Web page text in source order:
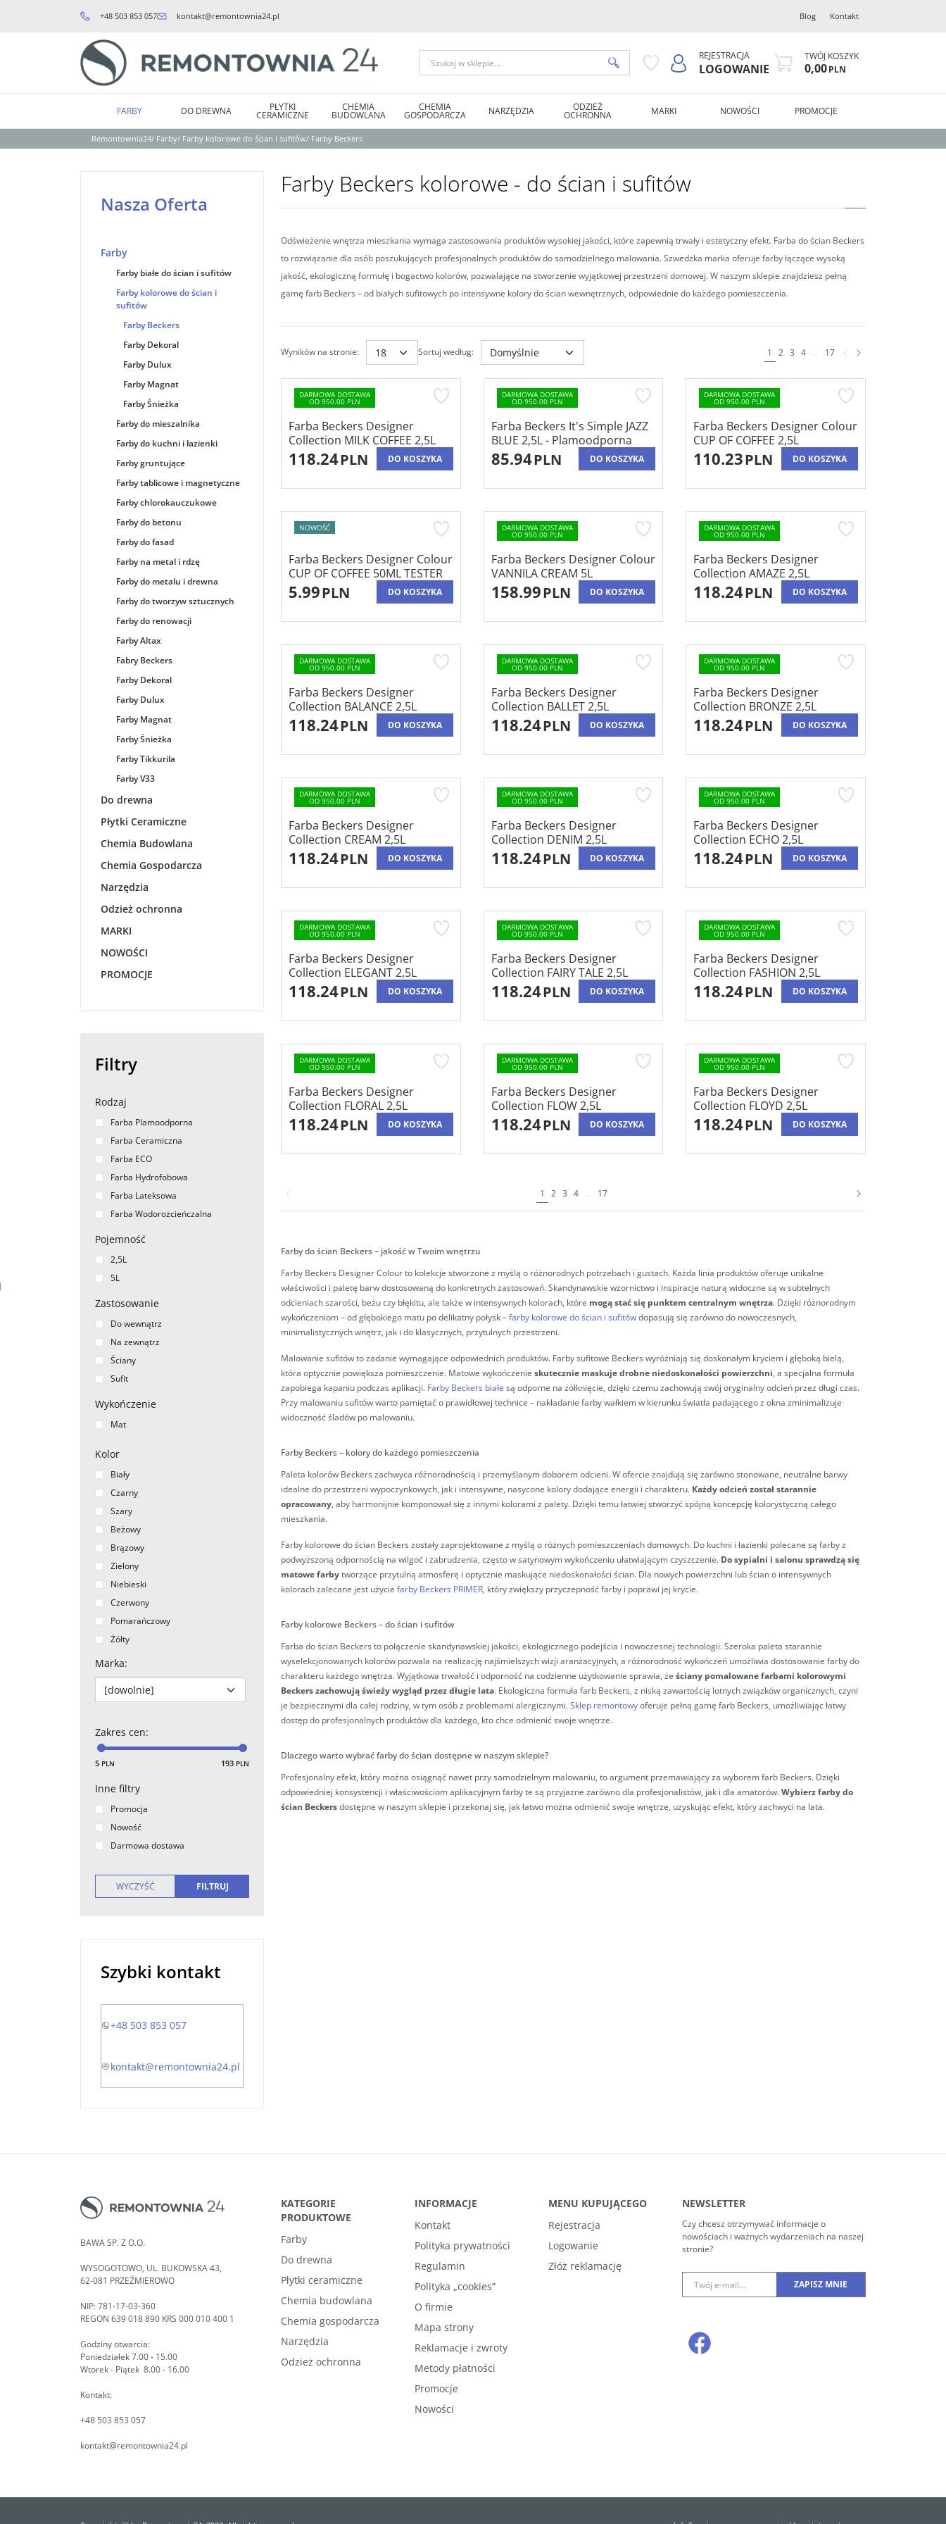
+48 503 853 057 kontakt@remontownia24.pl Blog Kontakt
REJESTRACJA
LOGOWANIE
TWÓJ KOSZYK
0,00PLN
FARBY DO DREWNA PŁYTKI
CERAMICZNE
CHEMIA
BUDOWLANA
CHEMIA
GOSPODARCZA NARZĘDZIA ODZIEŻ
OCHRONNA MARKI NOWOŚCI PROMOCJE
Remontownia24/ Farby/ Farby kolorowe do ścian i sufitów/ Farby Beckers
Farby Beckers kolorowe - do ścian i sufitów
Odświeżenie wnętrza mieszkania wymaga zastosowania produktów wysokiej jakości, które zapewnią trwały i estetyczny efekt. Farba do ścian Beckers
to rozwiązanie dla osób poszukujących profesjonalnych produktów do samodzielnego malowania. Szwedzka marka oferuje farby łączące wysoką
jakość, ekologiczną formułę i bogactwo kolorów, pozwalające na stworzenie wyjątkowej przestrzeni domowej. W naszym sklepie znajdziesz pełną
gamę farb Beckers – od białych sufitowych po intensywne kolory do ścian wewnętrznych, odpowiednie do każdego pomieszczenia.
Wyników na stronie: Sortuj według: 1 2 3 4 ... 17
DARMOWA DOSTAWA
OD 950.00 PLN
Farba Beckers Designer
Collection MILK COFFEE 2,5L
118.24PLN DO KOSZYKA
DARMOWA DOSTAWA
OD 950.00 PLN
Farba Beckers It's Simple JAZZ
BLUE 2,5L - Plamoodporna
85.94PLN DO KOSZYKA
DARMOWA DOSTAWA
OD 950.00 PLN
Farba Beckers Designer Colour
CUP OF COFFEE 2,5L
110.23PLN DO KOSZYKA
NOWOŚĆ
Farba Beckers Designer Colour
CUP OF COFFEE 50ML TESTER
5.99PLN DO KOSZYKA
DARMOWA DOSTAWA
OD 950.00 PLN
Farba Beckers Designer Colour
VANNILA CREAM 5L
158.99PLN DO KOSZYKA
DARMOWA DOSTAWA
OD 950.00 PLN
Farba Beckers Designer
Collection AMAZE 2,5L
118.24PLN DO KOSZYKA
DARMOWA DOSTAWA
OD 950.00 PLN
Farba Beckers Designer
Collection BALANCE 2,5L
118.24PLN DO KOSZYKA
DARMOWA DOSTAWA
OD 950.00 PLN
Farba Beckers Designer
Collection BALLET 2,5L
118.24PLN DO KOSZYKA
DARMOWA DOSTAWA
OD 950.00 PLN
Farba Beckers Designer
Collection BRONZE 2,5L
118.24PLN DO KOSZYKA
DARMOWA DOSTAWA
OD 950.00 PLN
Farba Beckers Designer
Collection CREAM 2,5L
118.24PLN DO KOSZYKA
DARMOWA DOSTAWA
OD 950.00 PLN
Farba Beckers Designer
Collection DENIM 2,5L
118.24PLN DO KOSZYKA
DARMOWA DOSTAWA
OD 950.00 PLN
Farba Beckers Designer
Collection ECHO 2,5L
118.24PLN DO KOSZYKA
DARMOWA DOSTAWA
OD 950.00 PLN
Farba Beckers Designer
Collection ELEGANT 2,5L
118.24PLN DO KOSZYKA
DARMOWA DOSTAWA
OD 950.00 PLN
Farba Beckers Designer
Collection FAIRY TALE 2,5L
118.24PLN DO KOSZYKA
DARMOWA DOSTAWA
OD 950.00 PLN
Farba Beckers Designer
Collection FASHION 2,5L
118.24PLN DO KOSZYKA
DARMOWA DOSTAWA
OD 950.00 PLN
Farba Beckers Designer
Collection FLORAL 2,5L
118.24PLN DO KOSZYKA
DARMOWA DOSTAWA
OD 950.00 PLN
Farba Beckers Designer
Collection FLOW 2,5L
118.24PLN DO KOSZYKA
DARMOWA DOSTAWA
OD 950.00 PLN
Farba Beckers Designer
Collection FLOYD 2,5L
118.24PLN DO KOSZYKA
1 2 3 4 ... 17
Farby do ścian Beckers – jakość w Twoim wnętrzu
Farby Beckers Designer Colour to kolekcje stworzone z myślą o różnorodnych potrzebach i gustach. Każda linia produktów oferuje unikalne
właściwości i paletę barw dostosowaną do konkretnych zastosowań. Skandynawskie wzornictwo i inspiracje naturą widoczne są w subtelnych
odcieniach szarości, beżu czy błękitu, ale także w intensywnych kolorach, które mogą stać się punktem centralnym wnętrza. Dzięki różnorodnym
wykończeniom – od głębokiego matu po delikatny połysk –farby kolorowe do ścian i sufitówdopasują się zarówno do nowoczesnych,
minimalistycznych wnętrz, jak i do klasycznych, przytulnych przestrzeni.
Malowanie sufitów to zadanie wymagające odpowiednich produktów. Farby sufitowe Beckers wyróżniają się doskonałym kryciem i głęboką bielą,
która optycznie powiększa pomieszczenie. Matowe wykończenie skutecznie maskuje drobne niedoskonałości powierzchni, a specjalna formuła
zapobiega kapaniu podczas aplikacji. Farby Beckers białe są odporne na żółknięcie, dzięki czemu zachowują swój oryginalny odcień przez długi czas.
Przy malowaniu sufitów warto pamiętać o prawidłowej technice – nakładanie farby wałkiem w kierunku światła padającego z okna zminimalizuje
widoczność śladów po malowaniu.
Farby Beckers – kolory do każdego pomieszczenia
Paleta kolorów Beckers zachwyca różnorodnością i przemyślanym doborem odcieni. W ofercie znajdują się zarówno stonowane, neutralne barwy
idealne do przestrzeni wypoczynkowych, jak i intensywne, nasycone kolory dodające energii i charakteru. Każdy odcień został starannie
opracowany, aby harmonijnie komponował się z innymi kolorami z palety. Dzięki temu łatwiej stworzyć spójną koncepcję kolorystyczną całego
mieszkania.
Farby kolorowe do ścian Beckers zostały zaprojektowane z myślą o różnych pomieszczeniach domowych. Do kuchni i łazienki polecane są farby z
podwyższoną odpornością na wilgoć i zabrudzenia, często w satynowym wykończeniu ułatwiającym czyszczenie. Do sypialni i salonu sprawdzą się
matowe farbytworzące przytulną atmosferę i optycznie maskujące niedoskonałości ścian. Dla nowych powierzchni lub ścian o intensywnych
kolorach zalecane jest użycie farby Beckers PRIMER, który zwiększy przyczepność farby i poprawi jej krycie.
Farby kolorowe Beckers – do ścian i sufitów
Farba do ścian Beckers to połączenie skandynawskiej jakości, ekologicznego podejścia i nowoczesnej technologii. Szeroka paleta starannie
wyselekcjonowanych kolorów pozwala na realizację najśmielszych wizji aranżacyjnych, a różnorodność wykończeń umożliwia dostosowanie farby do
charakteru każdego wnętrza. Wyjątkowa trwałość i odporność na codzienne użytkowanie sprawia, że ściany pomalowane farbami kolorowymi
Beckers zachowują świeży wygląd przez długie lata. Ekologiczna formuła farb Beckers, z niską zawartością lotnych związków organicznych, czyni
je bezpiecznymi dla całej rodziny, w tym osób z problemami alergicznymi.Sklep remontowyoferuje pełną gamę farb Beckers, umożliwiając łatwy
dostęp do profesjonalnych produktów dla każdego, kto chce odmienić swoje wnętrze.
Dlaczego warto wybrać farby do ścian dostępne w naszym sklepie?
Profesjonalny efekt, który można osiągnąć nawet przy samodzielnym malowaniu, to argument przemawiający za wyborem farb Beckers. Dzięki
odpowiedniej konsystencji i właściwościom aplikacyjnym farby te są przyjazne zarówno dla profesjonalistów, jak i dla amatorów.Wybierz farby do
ścian Beckersdostępne w naszym sklepie i przekonaj się, jak łatwo można odmienić swoje wnętrze, uzyskując efekt, który zachwyci na lata.
Nasza Oferta
Farby
Farby białe do ścian i sufitów
Farby kolorowe do ścian i
sufitów
Farby Beckers
Farby Dekoral
Farby Dulux
Farby Magnat
Farby Śnieżka
Farby do mieszalnika
Farby do kuchni i łazienki
Farby gruntujące
Farby tablicowe i magnetyczne
Farby chlorokauczukowe
Farby do betonu
Farby do fasad
Farby na metal i rdzę
Farby do metalu i drewna
Farby do tworzyw sztucznych
Farby do renowacji
Farby Altax
Fabry Beckers
Farby Dekoral
Farby Dulux
Farby Magnat
Farby Śnieżka
Farby Tikkurila
Farby V33
Do drewna
Płytki Ceramiczne
Chemia Budowlana
Chemia Gospodarcza
Narzędzia
Odzież ochronna
MARKI
NOWOŚCI
PROMOCJE
Filtry
Rodzaj
Farba Plamoodporna
Farba Ceramiczna
Farba ECO
Farba Hydrofobowa
Farba Lateksowa
Farba Wodorozcieńczalna
Pojemność
2,5L
5L
Zastosowanie
Do wewnątrz
Na zewnątrz
Ściany
Sufit
Wykończenie
Mat
Kolor
Biały
Czarny
Szary
Beżowy
Brązowy
Zielony
Niebieski
Czerwony
Pomarańczowy
Żółty
Fioletowy
Różowy
Srebny
Ciemny
Marka:
Zakres cen:
5 PLN 193 PLN
Inne filtry
Promocja
Nowość
Darmowa dostawa
Szybki kontakt
+48 503 853 057
kontakt@remontownia24.pl
BAWA SP. Z O.O.
WYSOGOTOWO, UL. BUKOWSKA 43,
62-081 PRZEŹMIEROWO
NIP: 781-17-03-360
REGON 639 018 890 KRS 000 010 400 1
Godziny otwarcia:
Poniedziałek 7.00 - 15.00
Wtorek - Piątek 8.00 - 16.00
Kontakt:
+48 503 853 057
kontakt@remontownia24.pl
KATEGORIE
PRODUKTOWE
Farby
Do drewna
Płytki ceramiczne
Chemia budowlana
Chemia gospodarcza
Narzędzia
Odzież ochronna
INFORMACJE
Kontakt
Polityka prywatności
Regulamin
Polityka „cookies”
O firmie
Mapa strony
Reklamacje i zwroty
Metody płatności
Promocje
Nowości
MENU KUPUJĄCEGO
Rejestracja
Logowanie
Złóż reklamację
NEWSLETTER
Czy chcesz otrzymywać informacje o
nowościach i ważnych wydarzeniach na naszej
stronie?